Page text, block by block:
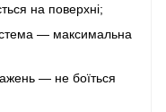
на поверхні;
— максимальна
— не боїться